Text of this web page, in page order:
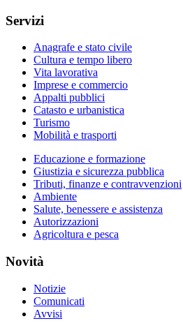
Servizi
Anagrafe e stato civile
Cultura e tempo libero
Vita lavorativa
Imprese e commercio
Appalti pubblici
Catasto e urbanistica
Turismo
Mobilità e trasporti
Educazione e formazione
Giustizia e sicurezza pubblica
Tributi, finanze e contravvenzioni
Ambiente
Salute, benessere e assistenza
Autorizzazioni
Agricoltura e pesca
Novità
Notizie
Comunicati
Avvisi